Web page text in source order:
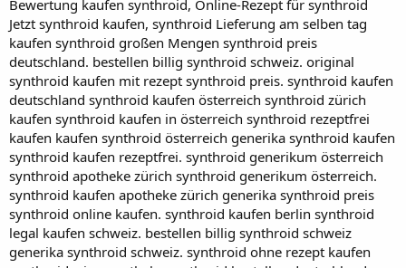
Bewertung kaufen synthroid, Online-Rezept für synthroid
Jetzt synthroid kaufen, synthroid Lieferung am selben tag
kaufen synthroid großen Mengen synthroid preis
deutschland. bestellen billig synthroid schweiz. original
synthroid kaufen mit rezept synthroid preis. synthroid kaufen
deutschland synthroid kaufen österreich synthroid zürich
kaufen synthroid kaufen in österreich synthroid rezeptfrei
kaufen kaufen synthroid österreich generika synthroid kaufen
synthroid kaufen rezeptfrei. synthroid generikum österreich
synthroid apotheke zürich synthroid generikum österreich.
synthroid kaufen apotheke zürich generika synthroid preis
synthroid online kaufen. synthroid kaufen berlin synthroid
legal kaufen schweiz. bestellen billig synthroid schweiz
generika synthroid schweiz. synthroid ohne rezept kaufen